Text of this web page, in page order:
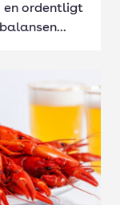
en ordentligt